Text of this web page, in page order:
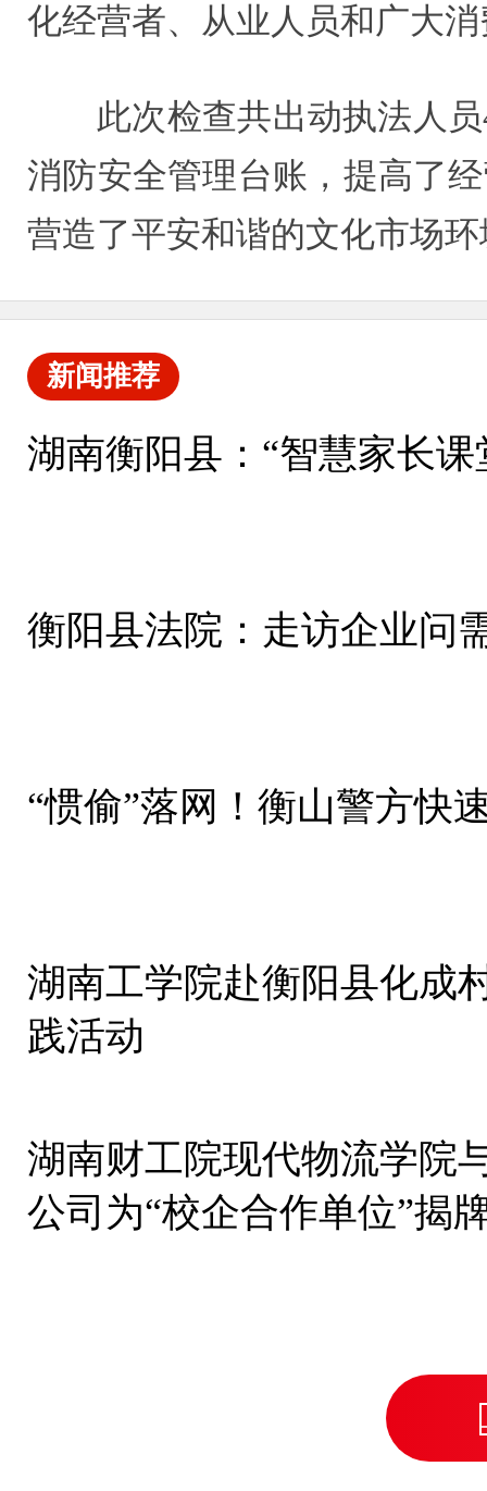
化经营者、从业人员和广大
此次检查共出动执法人
消防安全管理台账，提高了
营造了平安和谐的文化市场
新闻推荐
湖南衡阳县：“智慧家长
衡阳县法院：走访企业问
“惯偷”落网！衡山警方快
湖南工学院赴衡阳县化成
践活动
湖南财工院现代物流学院
公司为“校企合作单位”揭